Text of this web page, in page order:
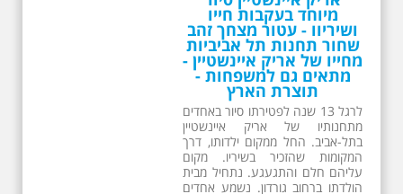
מיוחד בעקבות חייו
ושיריוו - עטור מצחך זהב
שחור תחנות תל אביביות
מחייו של אריק איינשטיין -
מתאים גם למשפחות -
תוצרת הארץ
לרגל 13 שנה לפטירתו סיור באחדים
מתחנותיו של אריק איינשטיין
בתל-אביב. החל ממקום ילדותו, דרך
המקומות שהזכיר בשיריו. מקום
עליהם חלם והתגעגע. נתחיל מבית
הולדתו ברחוב גורדון. נשמע אחדים